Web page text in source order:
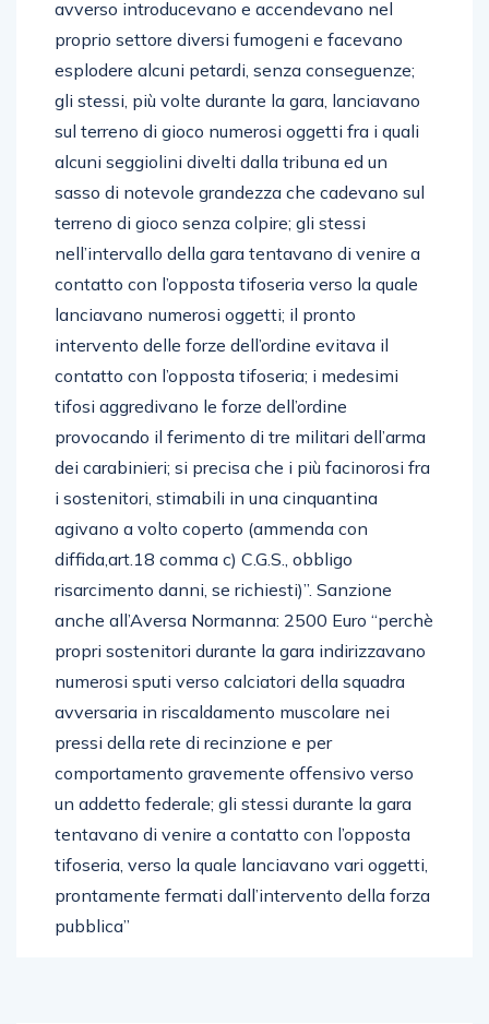
avverso introducevano e accendevano nel
proprio settore diversi fumogeni e facevano
esplodere alcuni petardi, senza conseguenze;
gli stessi, più volte durante la gara, lanciavano
sul terreno di gioco numerosi oggetti fra i quali
alcuni seggiolini divelti dalla tribuna ed un
sasso di notevole grandezza che cadevano sul
terreno di gioco senza colpire; gli stessi
nell’intervallo della gara tentavano di venire a
contatto con l’opposta tifoseria verso la quale
lanciavano numerosi oggetti; il pronto
intervento delle forze dell’ordine evitava il
contatto con l’opposta tifoseria; i medesimi
tifosi aggredivano le forze dell’ordine
provocando il ferimento di tre militari dell’arma
dei carabinieri; si precisa che i più facinorosi fra
i sostenitori, stimabili in una cinquantina
agivano a volto coperto (ammenda con
diffida,art.18 comma c) C.G.S., obbligo
risarcimento danni, se richiesti)”. Sanzione
anche all’Aversa Normanna: 2500 Euro “perchè
propri sostenitori durante la gara indirizzavano
numerosi sputi verso calciatori della squadra
avversaria in riscaldamento muscolare nei
pressi della rete di recinzione e per
comportamento gravemente offensivo verso
un addetto federale; gli stessi durante la gara
tentavano di venire a contatto con l’opposta
tifoseria, verso la quale lanciavano vari oggetti,
prontamente fermati dall’intervento della forza
pubblica”